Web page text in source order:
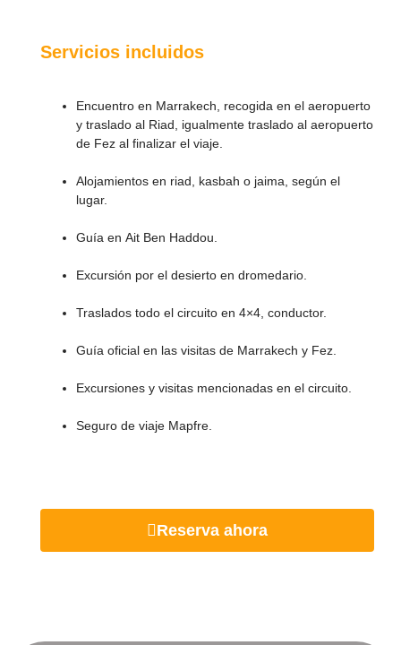
Servicios incluidos
Encuentro en Marrakech, recogida en el aeropuerto
y traslado al Riad, igualmente traslado al aeropuerto
de Fez al finalizar el viaje.
Alojamientos en riad, kasbah o jaima, según el
lugar.
Guía en Ait Ben Haddou.
Excursión por el desierto en dromedario.
Traslados todo el circuito en 4×4, conductor.
Guía oficial en las visitas de Marrakech y Fez.
Excursiones y visitas mencionadas en el circuito.
Seguro de viaje Mapfre.
Reserva ahora